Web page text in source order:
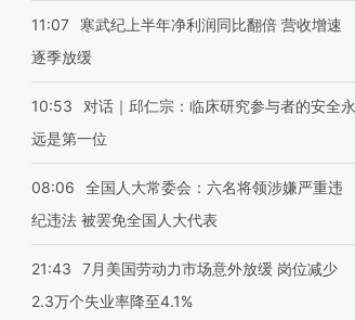
11:07
寒武纪上半年净利润同比翻倍 营收增速
逐季放缓
10:53
对话｜邱仁宗：临床研究参与者的安全永
远是第一位
08:06
全国人大常委会：六名将领涉嫌严重违
纪违法 被罢免全国人大代表
21:43
7月美国劳动力市场意外放缓 岗位减少
2.3万个失业率降至4.1%